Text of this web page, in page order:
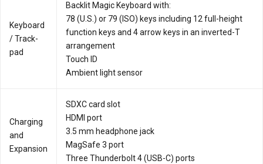
Key­board
/ Track­
pad
Backlit Magic Keyboard with:
78 (U.S.) or 79 (ISO) keys including 12 full-height
function keys and 4 arrow keys in an inverted-T
arrangement
Touch ID
Ambient light sensor
Charging
and
Expansion
SDXC card slot
HDMI port
3.5 mm headphone jack
MagSafe 3 port
Three Thunderbolt 4 (USB-C) ports